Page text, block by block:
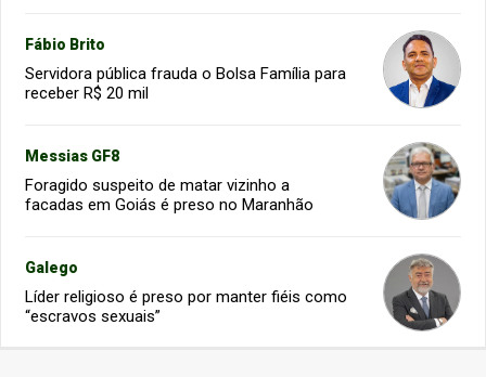
Fábio Brito
Servidora pública frauda o Bolsa Família para
receber R$ 20 mil
Messias GF8
Foragido suspeito de matar vizinho a
facadas em Goiás é preso no Maranhão
Galego
Líder religioso é preso por manter fiéis como
“escravos sexuais”